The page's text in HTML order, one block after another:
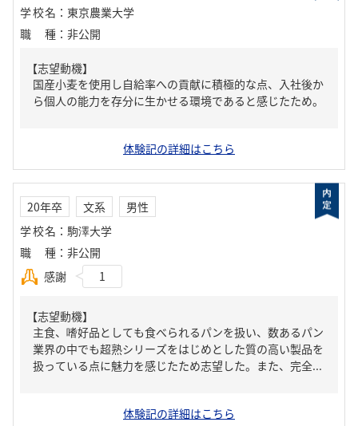
学校名 ： 東京農業大学
職種 ： 非公開
【志望動機】
国産小麦を使用し自給率への貢献に積極的な点、入社後か
ら個人の能力を存分に生かせる環境であると感じたため。
体験記の詳細はこちら
20年卒 文系
男性
学校名 ： 駒澤大学
職種 ： 非公開
感謝
1
【志望動機】
主食、嗜好品としても食べられるパンを扱い、数あるパン
業界の中でも超熟シリーズをはじめとした質の高い製品を
扱っている点に魅力を感じたため志望した。また、完全...
体験記の詳細はこちら